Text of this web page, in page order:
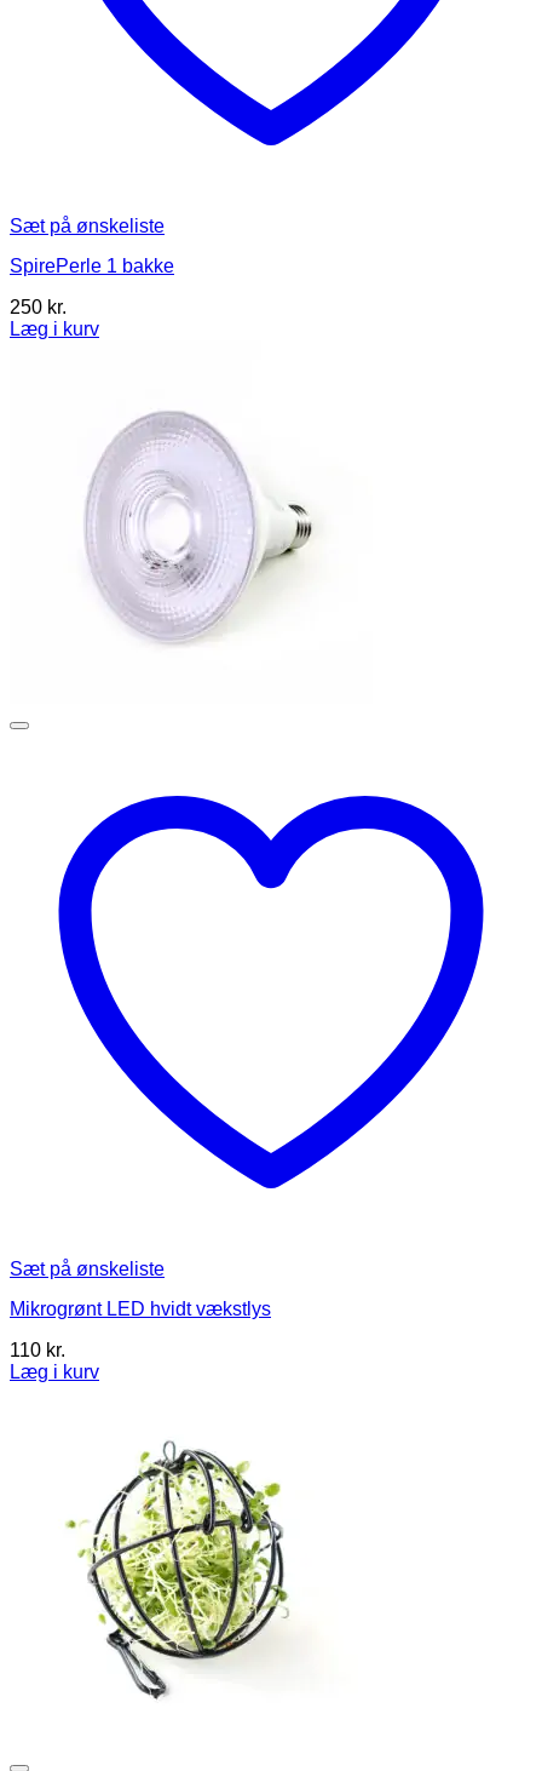
Sæt på ønskeliste
SpirePerle 1 bakke
250 kr.
Læg i kurv
Sæt på ønskeliste
Mikrogrønt LED hvidt vækstlys
110 kr.
Læg i kurv